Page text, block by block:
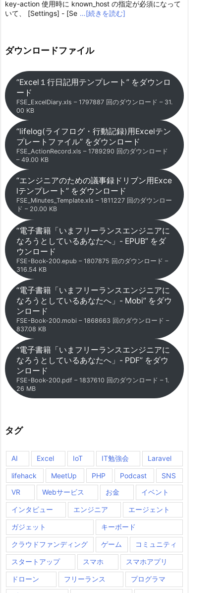
key-action 使用時に known_host の指定が必須になって
いて、 [Settings] - [Se …[続きを読む]
ダウンロードファイル
“Excel１行日記用テンプレート” をダウンロ
ード
FSE_ExcelDiary.xls – 1797887 回のダウンロード – 31.
00 KB
“lifelog(ライフログ・行動記録)用Excelテン
プレートファイル” をダウンロード
FSE_ActionRecord.xls – 1789290 回のダウンロード
– 49.00 KB
“エンジニアのための議事録ドリブン用Exce
lテンプレート” をダウンロード
FSE_Minutes_Template.xls – 1811227 回のダウンロー
ド – 20.00 KB
“電子書籍「いまフリーランスエンジニアに
なろうとしているあなたへ」- EPUB” をダ
ウンロード
FSE-Book-200.epub – 1807875 回のダウンロード –
316.54 KB
“電子書籍「いまフリーランスエンジニアに
なろうとしているあなたへ」- Mobi” をダウ
ンロード
FSE-Book-200.mobi – 1868663 回のダウンロード –
837.08 KB
“電子書籍「いまフリーランスエンジニアに
なろうとしているあなたへ」- PDF” をダウ
ンロード
FSE-Book-200.pdf – 1837610 回のダウンロード – 1.
26 MB
タグ
AI Excel IoT IT勉強会 Laravel
lifehack MeetUp PHP Podcast
SNS
VR
Webサービス お金 イベント
インタビュー エンジニア エージェント
ガジェット キーボード
クラウドファンディング ゲーム コミュニティ
スタートアップ スマホ スマホアプリ
ドローン フリーランス プログラマ